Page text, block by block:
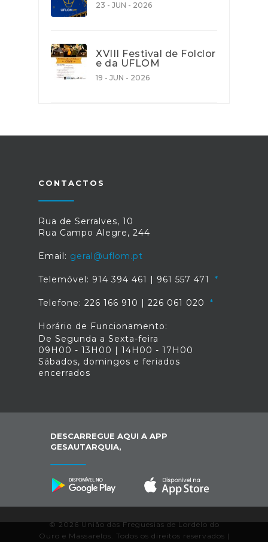
23 - JUN - 2026
XVIII Festival de Folclor
e da UFLOM
19 - JUN - 2026
CONTACTOS
Rua de Serralves, 10
Rua Campo Alegre, 244
Email: geral@uflom.pt
Telemóvel: 914 394 461 | 961 557 471
Telefone: 226 166 910 | 226 061 020
Horário de Funcionamento:
De Segunda a Sexta-feira
09H00 - 13H00 | 14H00 - 17H00
Sábados, domingos e feriados
encerrados
DESCARREGUE AQUI A APP
GESAUTARQUIA,
© 2026 União das Freguesias de Lordelo do
Ouro e Massarelos. Todos os direitos reservados |